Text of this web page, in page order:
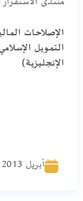
الإصلاحات
التمويل
الإنجليزية)
أبريل 2013